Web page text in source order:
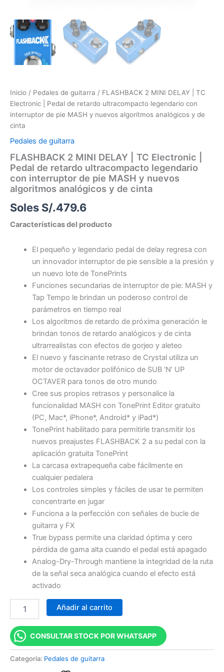
Inicio / Pedales de guitarra / FLASHBACK 2 MINI DELAY | TC
Electronic | Pedal de retardo ultracompacto legendario con
interruptor de pie MASH y nuevos algoritmos analógicos y de
cinta
Pedales de guitarra
FLASHBACK 2 MINI DELAY | TC Electronic |
Pedal de retardo ultracompacto legendario
con interruptor de pie MASH y nuevos
algoritmos analógicos y de cinta
Soles S/.479.6
Características del producto
El pequeño y legendario pedal de delay regresa con
un innovador interruptor de pie sensible a la presión y
un nuevo lote de TonePrints
Funciones secundarias de interruptor de pie: MASH y
Tap Tempo le brindan un poderoso control de
parámetros en tiempo real
Los algoritmos de retardo de próxima generación le
brindan tonos de retardo analógicos y de cinta
ultrarrealistas con efectos de gorjeo y aleteo
El nuevo y fascinante retraso de Crystal utiliza un
motor de octavador polifónico de SUB ‘N’ UP
OCTAVER para tonos de otro mundo
Cree sus propios retrasos y personalice la
funcionalidad MASH con TonePrint Editor gratuito
(PC, Mac*, iPhone*, Android* y iPad*)
TonePrint habilitado para permitirle transmitir los
nuevos preajustes FLASHBACK 2 a su pedal con la
aplicación gratuita TonePrint
La carcasa extrapequeña cabe fácilmente en
cualquier pedalera
Los controles simples y fáciles de usar te permiten
concentrarte en jugar
Funciona a la perfección con señales de bucle de
guitarra y FX
True bypass permite una claridad óptima y cero
pérdida de gama alta cuando el pedal está apagado
Analog-Dry-Through mantiene la integridad de la ruta
de la señal seca analógica cuando el efecto está
activado
Añadir al carrito
CONSULTAR STOCK POR WHATSAPP
Categoría: Pedales de guitarra